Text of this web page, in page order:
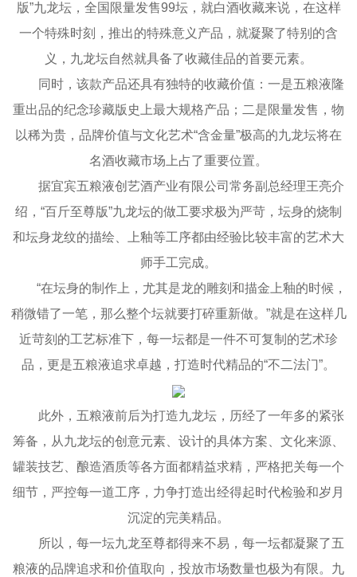
版”九龙坛，全国限量发售99坛，就白酒收藏来说，在这样
一个特殊时刻，推出的特殊意义产品，就凝聚了特别的含
义，九龙坛自然就具备了收藏佳品的首要元素。
同时，该款产品还具有独特的收藏价值：一是五粮液隆
重出品的纪念珍藏版史上最大规格产品；二是限量发售，物
以稀为贵，品牌价值与文化艺术“含金量”极高的九龙坛将在
名酒收藏市场上占了重要位置。
据宜宾五粮液创艺酒产业有限公司常务副总经理王亮介
绍，“百斤至尊版”九龙坛的做工要求极为严苛，坛身的烧制
和坛身龙纹的描绘、上釉等工序都由经验比较丰富的艺术大
师手工完成。
“在坛身的制作上，尤其是龙的雕刻和描金上釉的时候，
稍微错了一笔，那么整个坛就要打碎重新做。”就是在这样几
近苛刻的工艺标准下，每一坛都是一件不可复制的艺术珍
品，更是五粮液追求卓越，打造时代精品的“不二法门”。
此外，五粮液前后为打造九龙坛，历经了一年多的紧张
筹备，从九龙坛的创意元素、设计的具体方案、文化来源、
罐装技艺、酿造酒质等各方面都精益求精，严格把关每一个
细节，严控每一道工序，力争打造出经得起时代检验和岁月
沉淀的完美精品。
所以，每一坛九龙至尊都得来不易，每一坛都凝聚了五
粮液的品牌追求和价值取向，投放市场数量也极为有限。九